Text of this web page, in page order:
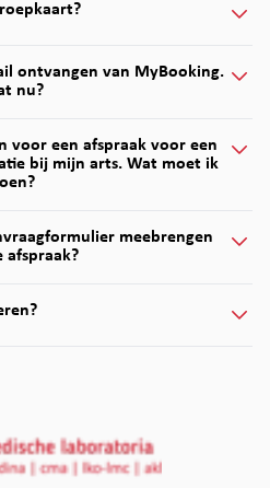
ontvangen van MyBooking.
nu?
voor een afspraak voor een
bij mijn arts. Wat moet ik
meebrengen
afspraak?